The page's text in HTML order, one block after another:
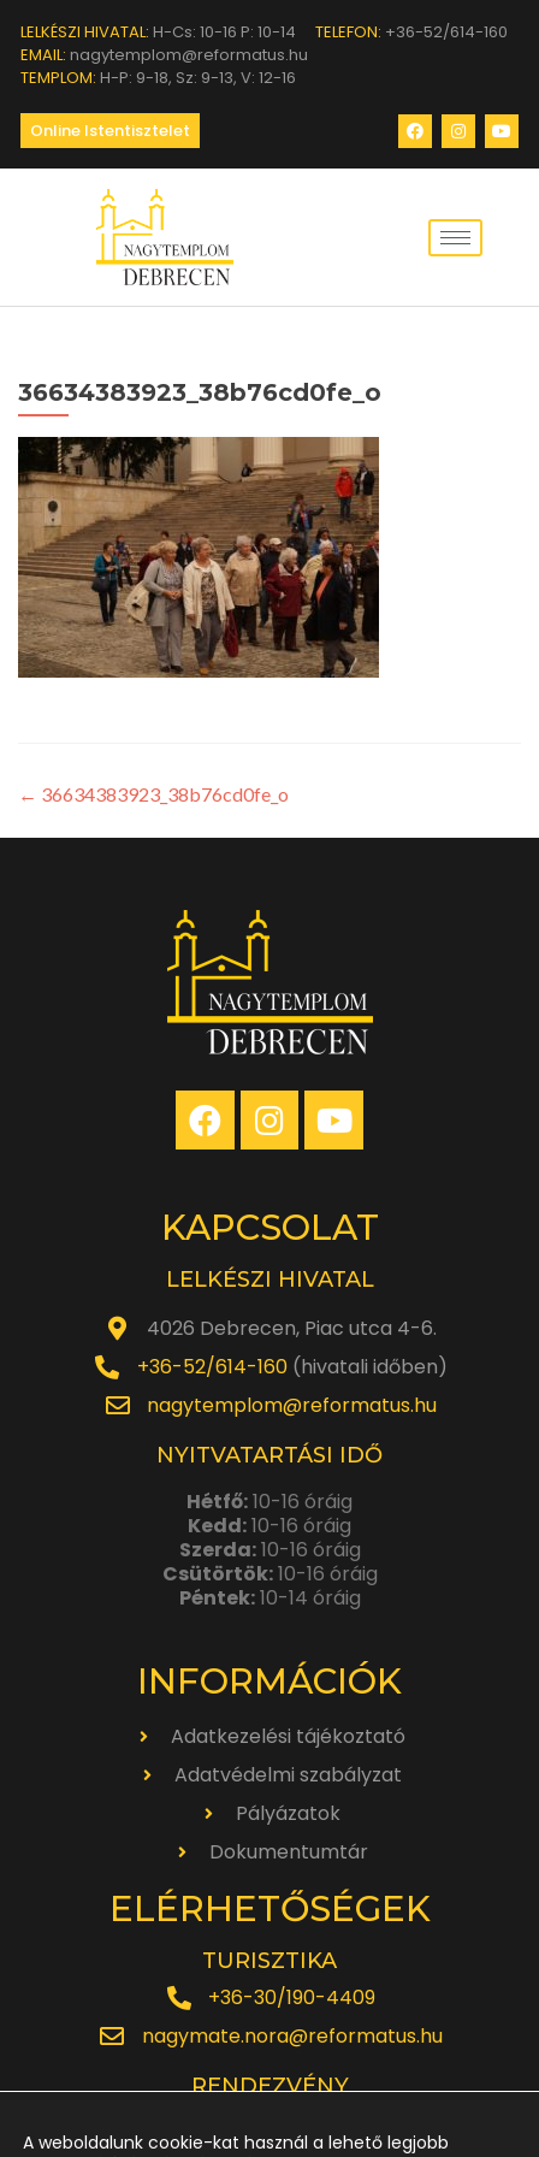
LELKÉSZI HIVATAL: H-Cs: 10-16 P: 10-14 TELEFON: +36-52/614-160
EMAIL: nagytemplom@reformatus.hu
TEMPLOM: H-P: 9-18, Sz: 9-13, V: 12-16
Online Istentisztelet
36634383923_38b76cd0fe_o
← 36634383923_38b76cd0fe_o
KAPCSOLAT
LELKÉSZI HIVATAL
4026 Debrecen, Piac utca 4-6.
+36-52/614-160(hivatali időben)
nagytemplom@reformatus.hu
NYITVATARTÁSI IDŐ
Hétfő:10-16 óráig
Kedd:10-16 óráig
Szerda:10-16 óráig
Csütörtök:10-16 óráig
Péntek:10-14 óráig
INFORMÁCIÓK
Adatkezelési tájékoztató
Adatvédelmi szabályzat
Pályázatok
Dokumentumtár
ELÉRHETŐSÉGEK
TURISZTIKA
+36-30/190-4409
nagymate.nora@reformatus.hu
RENDEZVÉNY
A weboldalunk cookie-kat használ a lehető legjobb